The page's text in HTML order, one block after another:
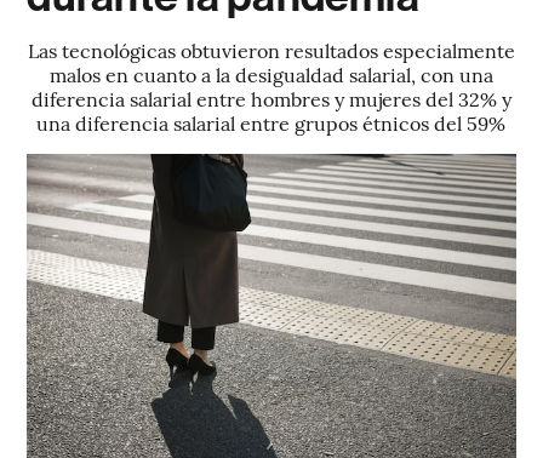
Las tecnológicas obtuvieron resultados especialmente
malos en cuanto a la desigualdad salarial, con una
diferencia salarial entre hombres y mujeres del 32% y
una diferencia salarial entre grupos étnicos del 59%